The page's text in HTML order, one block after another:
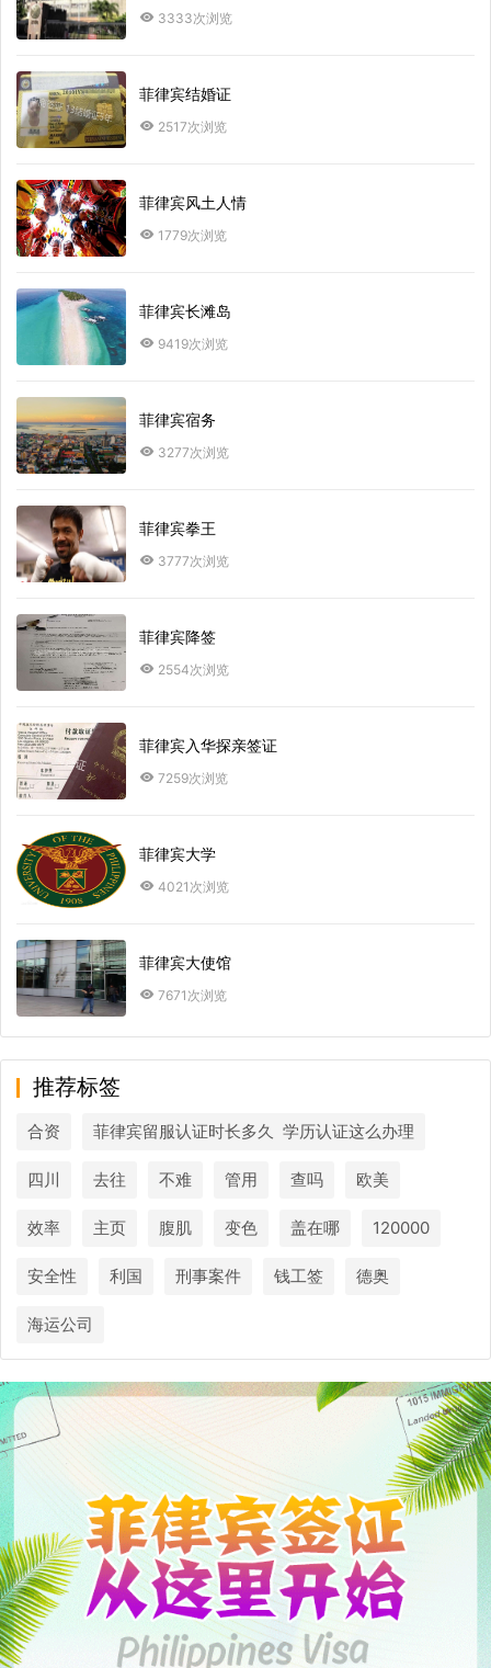
3333次浏览
菲律宾结婚证
2517次浏览
菲律宾风土人情
1779次浏览
菲律宾长滩岛
9419次浏览
菲律宾宿务
3277次浏览
菲律宾拳王
3777次浏览
菲律宾降签
2554次浏览
菲律宾入华探亲签证
7259次浏览
菲律宾大学
4021次浏览
菲律宾大使馆
7671次浏览
推荐标签
合资 菲律宾留服认证时长多久 学历认证这么办理
四川 去往 不难 管用 查吗 欧美
效率 主页 腹肌 变色 盖在哪 120000
安全性 利国 刑事案件 钱工签 德奥
海运公司